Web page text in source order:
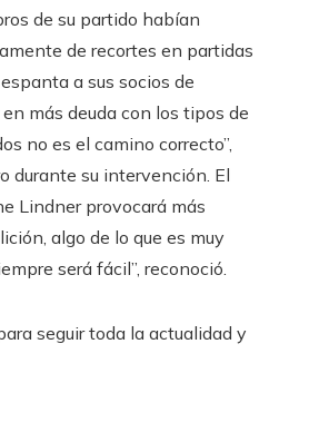
de su partido habían
de recortes en partidas
a sus socios de
en más deuda con los tipos de
no es el camino correcto”,
durante su intervención. El
Lindner provocará más
algo de lo que es muy
será fácil”, reconoció.
seguir toda la actualidad y